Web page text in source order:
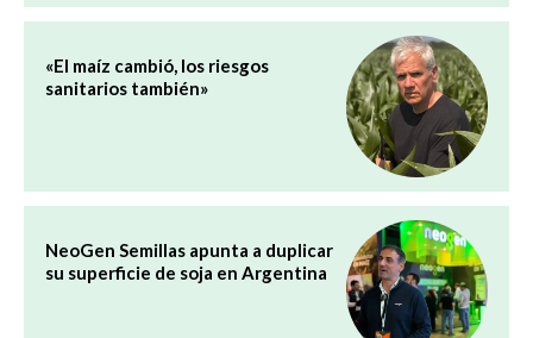
«El maíz cambió, los riesgos
sanitarios también»
NeoGen Semillas apunta a duplicar
su superficie de soja en Argentina